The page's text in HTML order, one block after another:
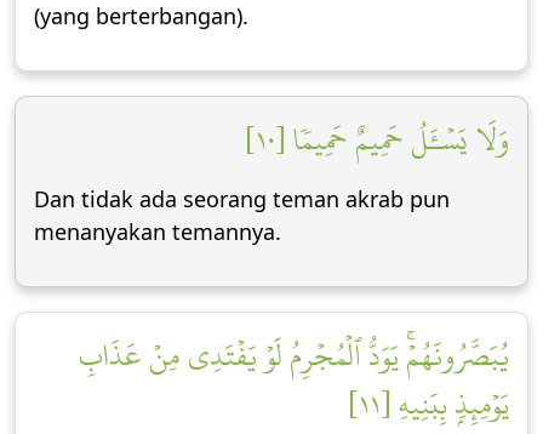
(yang berterbangan).
وَلَا يَسۡـَٔلُ حَمِيمٌ حَمِيمٗا [١٠]
Dan tidak ada seorang teman akrab pun
menanyakan temannya.
يُبَصَّرُونَهُمۡۚ يَوَدُّ ٱلۡمُجۡرِمُ لَوۡ يَفۡتَدِي مِنۡ عَذَابِ
يَوۡمِئِذِۭ بِبَنِيهِ [١١]